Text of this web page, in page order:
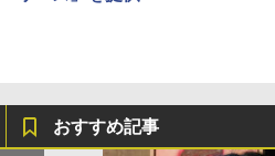
おすすめ記事